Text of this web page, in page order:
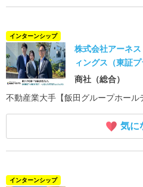
インターンシップ
株式会社アーネ
ィングス（東証プ
商社（総合）
不動産業大手【飯田グループホール
気に
インターンシップ